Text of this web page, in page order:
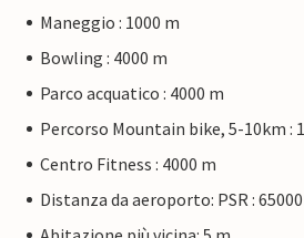
Maneggio : 1000 m
Bowling : 4000 m
Parco acquatico : 4000 m
Percorso Mountain bike, 5-10km :
Centro Fitness : 4000 m
Distanza da aeroporto: PSR :